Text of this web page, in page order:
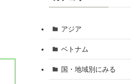
アジア
ベトナム
国・地域別にみる